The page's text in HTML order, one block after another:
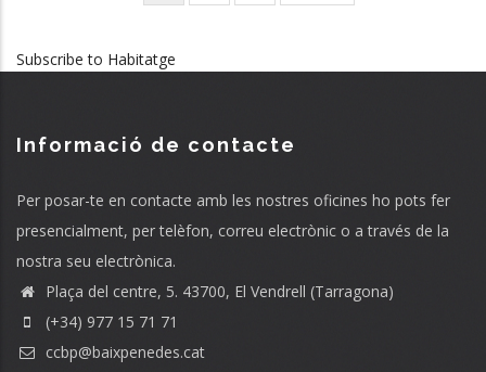
page
page page
Subscribe to Habitatge
Informació de contacte
Per posar-te en contacte amb les nostres oficines ho pots fer
presencialment, per telèfon, correu electrònic o a través de la
nostra seu electrònica.
Plaça del centre, 5. 43700, El Vendrell (Tarragona)
(+34) 977 15 71 71
ccbp@baixpenedes.cat